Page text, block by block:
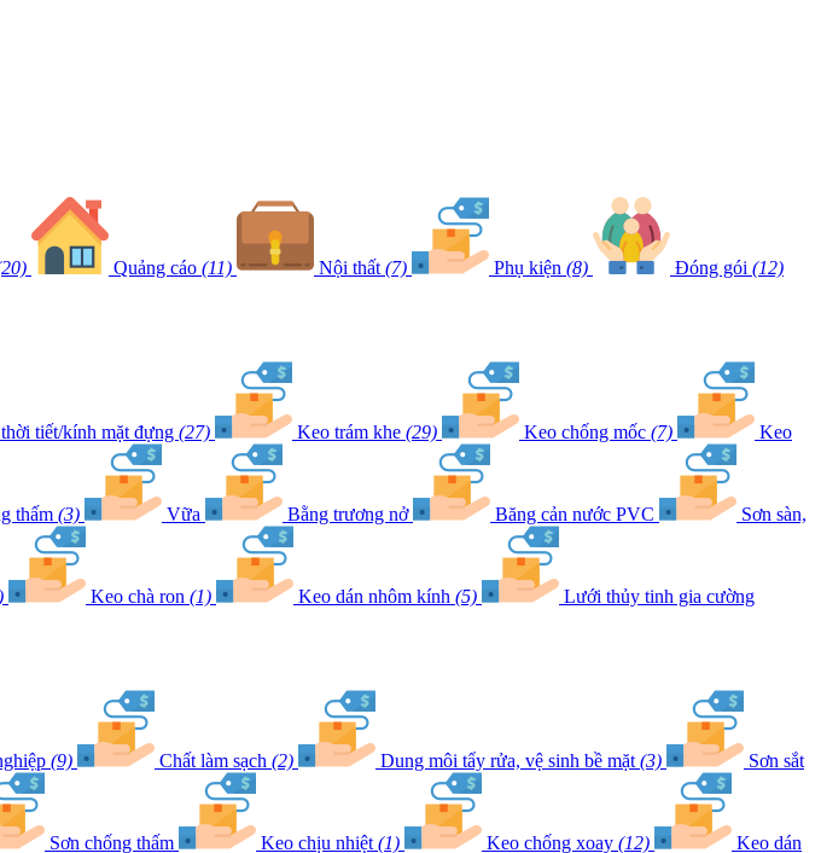
Quảng cáo (11) Nội thất (7) Phụ kiện (8) Đóng gói (12)
tiết/kính mặt đựng (27) Keo trám khe (29) Keo chống mốc (7) Keo
thấm (3) Vữa Bằng trương nở Băng cản nước PVC Sơn sàn,
Keo chà ron (1) Keo dán nhôm kính (5) Lưới thủy tinh gia cường
(9) Chất làm sạch (2) Dung môi tẩy rửa, vệ sinh bề mặt (3) Sơn sắt
Sơn chống thấm Keo chịu nhiệt (1) Keo chống xoay (12) Keo dán